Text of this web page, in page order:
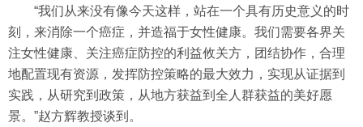
“我们从来没有像今天这样，站在一个具有历史意义的时
刻，来消除一个癌症，并造福于女性健康。我们需要各界关
注女性健康、关注癌症防控的利益攸关方，团结协作，合理
地配置现有资源，发挥防控策略的最大效力，实现从证据到
实践，从研究到政策，从地方获益到全人群获益的美好愿
景。”赵方辉教授谈到。